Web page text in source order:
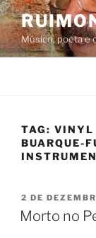
Pular
para
o
conteúdo
Músico, poeta e
TAG: VINYL
BUARQUE-
PUBLICADO
EM
2 DE
Morto no